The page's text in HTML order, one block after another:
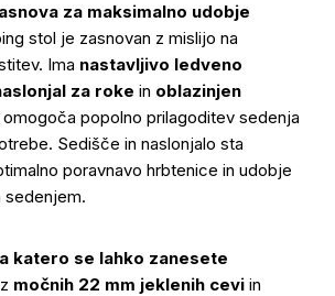
za maksimalno udobje
stol je zasnovan z mislijo na
Ima nastavljivo ledveno
za roke in oblazinjen
omogoča popolno prilagoditev sedenja
Sedišče in naslonjalo sta
poravnavo hrbtenice in udobje
sedenjem.
katero se lahko zanesete
močnih 22 mm jeklenih cevi in